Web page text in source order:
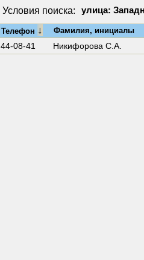
Условия поиска: улица:
Телефон ↓ Фамилия, инициалы
44-08-41 Никифорова С.А.